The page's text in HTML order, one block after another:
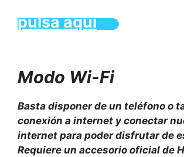
pulsa aquí
Modo Wi-Fi
Basta disponer de un teléfono o
conexión a internet y conectar
internet para poder disfrutar de
Requiere un accesorio oficial de